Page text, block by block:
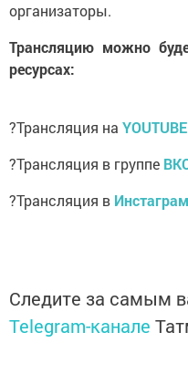
организаторы.
Трансляцию можно
ресурсах:
?Трансляция на YOUTUBE
?Трансляция в группе
?Трансляция в
Следите за самым
Telegram-канале